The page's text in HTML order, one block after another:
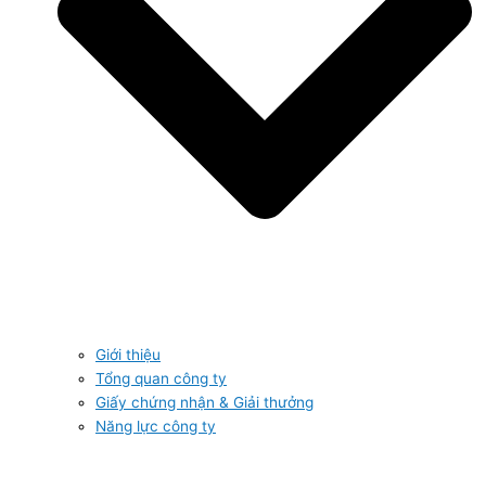
Giới thiệu
Tổng quan công ty
Giấy chứng nhận & Giải thưởng
Năng lực công ty